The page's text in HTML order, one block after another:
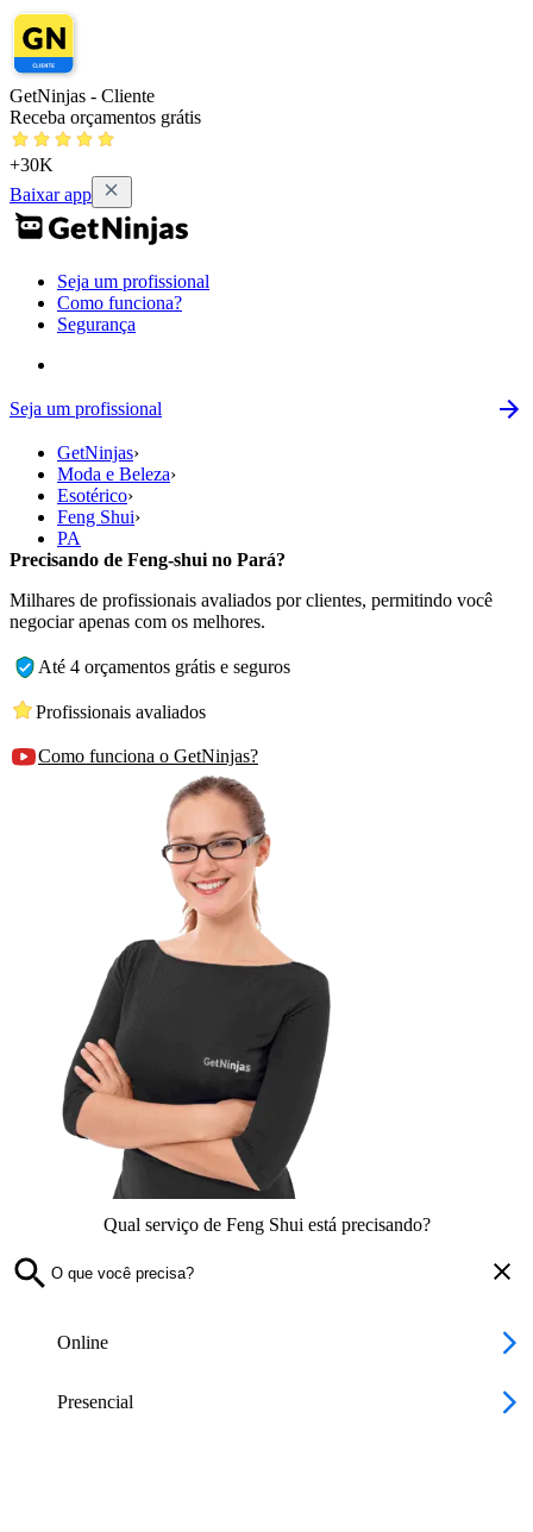
GetNinjas - Cliente
Receba orçamentos grátis
+30K
Baixar app
Seja um profissional
Como funciona?
Segurança
Seja um profissional
GetNinjas›
Moda e Beleza›
Esotérico›
Feng Shui›
PA
Precisando de Feng-shui no Pará?
Milhares de profissionais avaliados por clientes, permitindo você
negociar apenas com os melhores.
Até 4 orçamentos grátis e seguros
Profissionais avaliados
Como funciona o GetNinjas?
Qual serviço de Feng Shui está precisando?
Online
Presencial